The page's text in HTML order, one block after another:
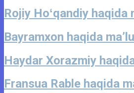
Rojiy Hoʻqandiy haqida
Bayramxon haqida
Haydar Xorazmiy
Fransua Rable haqida